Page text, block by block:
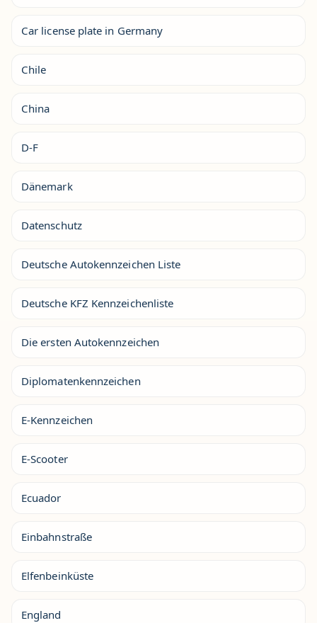
Car license plate in Germany
Chile
China
D-F
Dänemark
Datenschutz
Deutsche Autokennzeichen Liste
Deutsche KFZ Kennzeichenliste
Die ersten Autokennzeichen
Diplomatenkennzeichen
E-Kennzeichen
E-Scooter
Ecuador
Einbahnstraße
Elfenbeinküste
England